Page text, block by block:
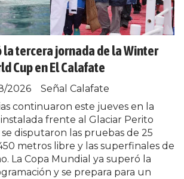
la tercera jornada de la Winter
Cup en El Calafate
Señal Calafate
2026
continuaron este jueves en la
frente al Glaciar Perito
disputaron las pruebas de 25
metros libre y las superfinales de
La Copa Mundial ya superó la
y se prepara para un